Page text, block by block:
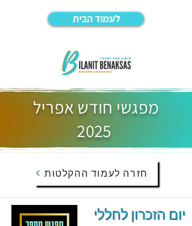
לעמוד הבית
מפגשי חודש אפריל
חזרה לעמוד ההקלטות
יום הזכרון לחללי